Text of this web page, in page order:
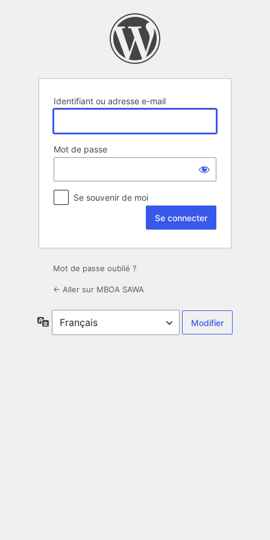
Identifiant ou adresse e-mail
Mot de passe
Se souvenir de moi
Mot de passe oublié ?
← Aller sur MBOA SAWA
Langue